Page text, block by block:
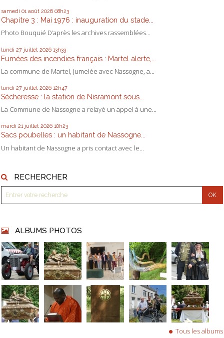
samedi 01 août 2026 08h23
Chapitre 3 : Mai 1976 : inauguration du stade...
Photo Bouquié D’après les archives rassemblées...
lundi 27 juillet 2026 13h33
Fumées des incendies français : Martel alerte,...
La commune de Martel, jumelée avec Nassogne, a...
lundi 27 juillet 2026 12h47
Sécheresse : la station de Nisramont sous...
La Commune de Nassogne a relayé un appel à une...
mardi 21 juillet 2026 10h23
Sacs poubelles : un habitant de Nassogne...
Un habitant de Nassogne a pris contact avec le...
RECHERCHER
ALBUMS PHOTOS
Tous les albums